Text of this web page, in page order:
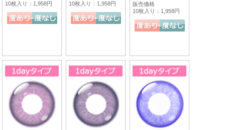
10枚入り：1,958円
10枚入り：1,958円
販売価格
10枚入り：1,958円